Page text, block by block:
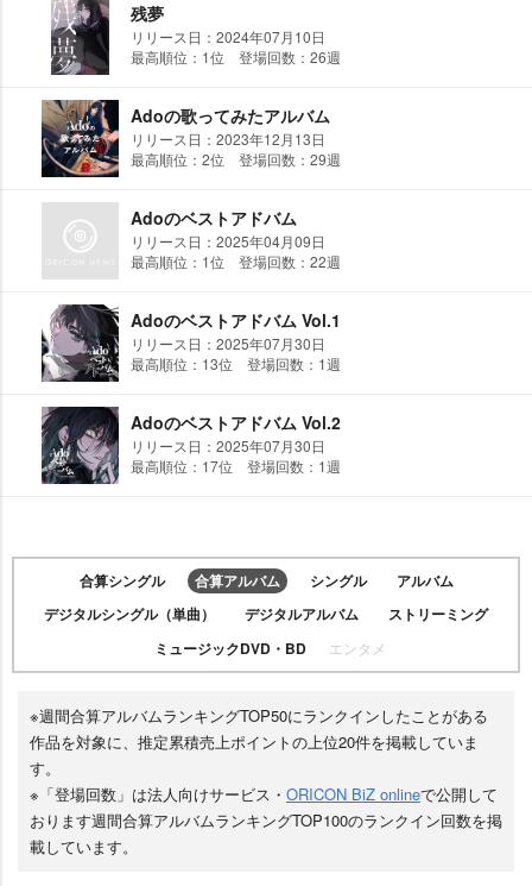
残夢
リリース日：2024年07月10日
最高順位：1位 登場回数：26週
Adoの歌ってみたアルバム
リリース日：2023年12月13日
最高順位：2位 登場回数：29週
Adoのベストアドバム
リリース日：2025年04月09日
最高順位：1位 登場回数：22週
Adoのベストアドバム Vol.1
リリース日：2025年07月30日
最高順位：13位 登場回数：1週
Adoのベストアドバム Vol.2
リリース日：2025年07月30日
最高順位：17位 登場回数：1週
合算シングル 合算アルバム シングル
アルバム
デジタルシングル（単曲）
デジタルアルバム
ストリーミング
ミュージックDVD・BD
エンタメ
※週間合算アルバムランキングTOP50にランクインしたことがある
作品を対象に、推定累積売上ポイントの上位20件を掲載していま
す。
※「登場回数」は法人向けサービス・ ORICON BiZ onlineで公開して
おります週間合算アルバムランキングTOP100のランクイン回数を掲
載しています。